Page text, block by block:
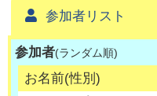
参加者リスト
参加者(ランダム順)
お名前(性別)